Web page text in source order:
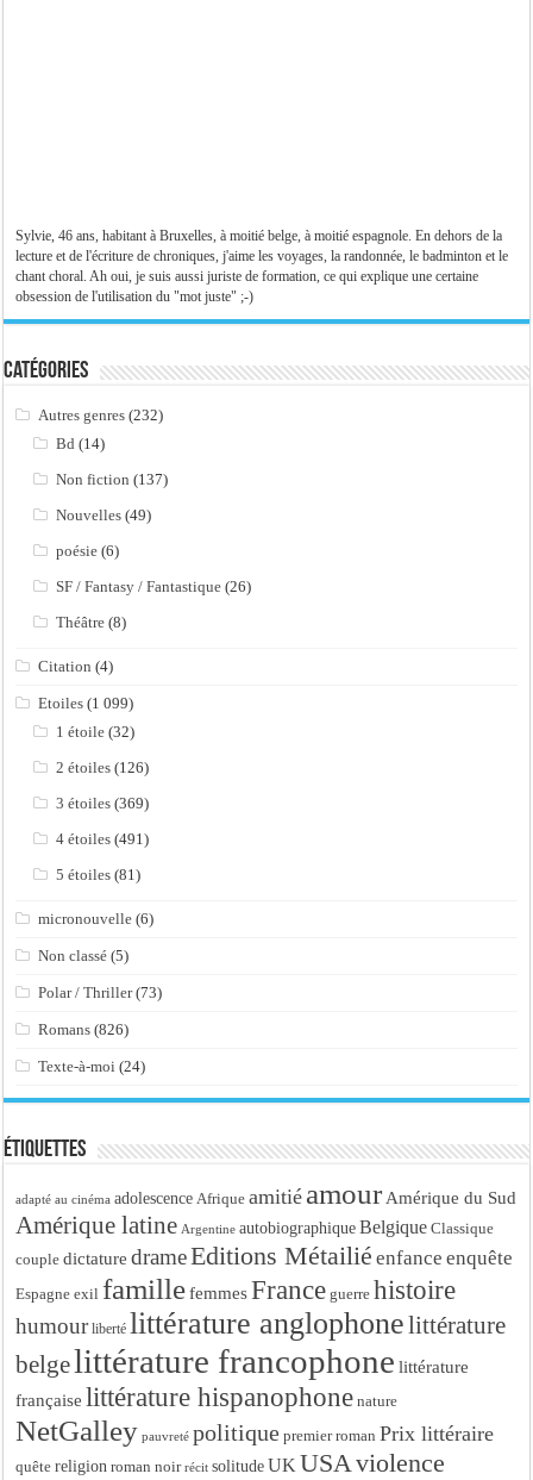
Sylvie, 46 ans, habitant à Bruxelles, à moitié belge, à moitié espagnole. En dehors de la
lecture et de l'écriture de chroniques, j'aime les voyages, la randonnée, le badminton et le
chant choral. Ah oui, je suis aussi juriste de formation, ce qui explique une certaine
obsession de l'utilisation du "mot juste" ;-)
Catégories
Autres genres (232)
Bd (14)
Non fiction (137)
Nouvelles (49)
poésie (6)
SF / Fantasy / Fantastique (26)
Théâtre (8)
Citation (4)
Etoiles (1 099)
1 étoile (32)
2 étoiles (126)
3 étoiles (369)
4 étoiles (491)
5 étoiles (81)
micronouvelle (6)
Non classé (5)
Polar / Thriller(73)
Romans (826)
Texte-à-moi (24)
Étiquettes
adapté au cinéma adolescence Afrique amitié amour Amérique du Sud
Amérique latine Argentine autobiographique Belgique Classique
couple dictature drameEditions Métailié enfance enquête
Espagne exil famille femmes France guerre histoire
humour liberté littérature anglophonelittérature
belgelittérature francophone littérature
française littérature hispanophone nature
NetGalley pauvreté politique premier roman Prix littéraire
quête religion roman noir récit solitude UK USAviolence